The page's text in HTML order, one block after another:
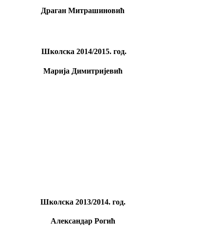
Драган Митрашиновић
Школскa 2014/2015. год.
Марија Димитријевић
Школскa 2013/2014. год.
Александар Рогић